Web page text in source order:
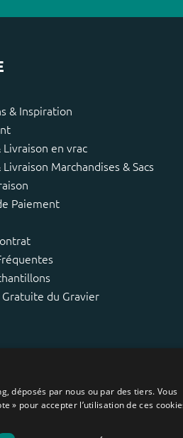
& Inspiration
en vrac
Marchandises & Sacs
Paiement
du Gravier
déposés par nous ou par des tiers. Vous
» pour accepter l’utilisation de ces